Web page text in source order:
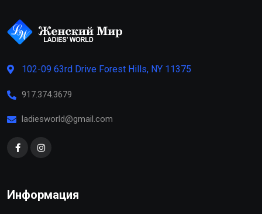
102-09 63rd Drive Forest Hills, NY 11375
917.374.3679
ladiesworld@gmail.com
Информация